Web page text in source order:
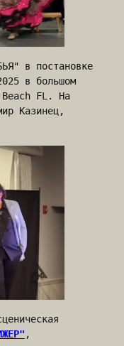
в постановке
в большом
FL. На
Казинец,
,